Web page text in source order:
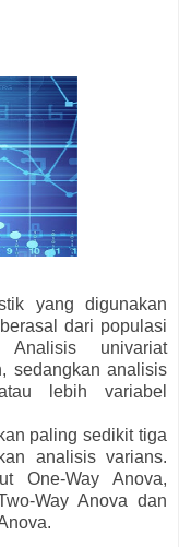
yang digunakan
dari populasi
univariat
sedangkan analisis
lebih variabel
paling sedikit tiga
analisis varians.
One-Way Anova,
Way Anova dan